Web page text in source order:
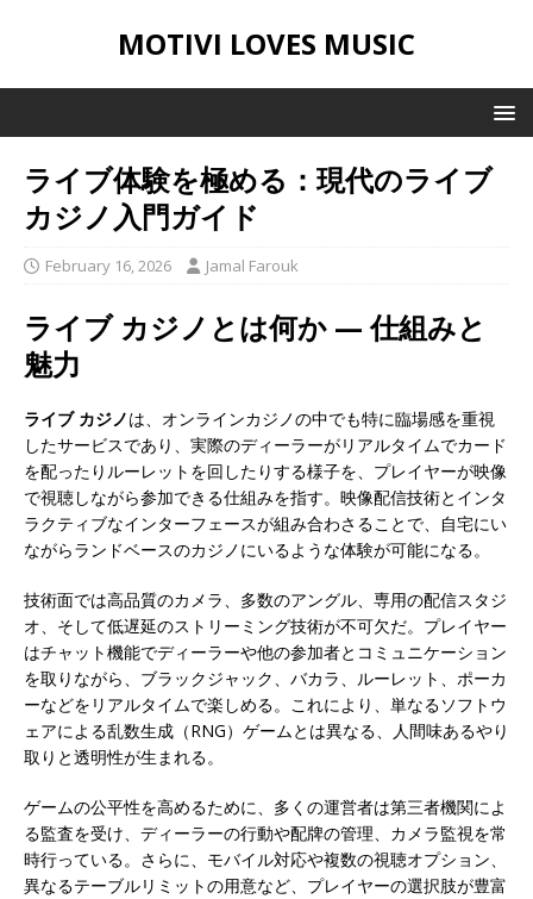
MOTIVI LOVES MUSIC
ライブ体験を極める：現代のライブ
カジノ入門ガイド
February 16, 2026 Jamal Farouk
ライブ カジノとは何か — 仕組みと
魅力
ライブ カジノは、オンラインカジノの中でも特に臨場感を重視
したサービスであり、実際のディーラーがリアルタイムでカード
を配ったりルーレットを回したりする様子を、プレイヤーが映像
で視聴しながら参加できる仕組みを指す。映像配信技術とインタ
ラクティブなインターフェースが組み合わさることで、自宅にい
ながらランドベースのカジノにいるような体験が可能になる。
技術面では高品質のカメラ、多数のアングル、専用の配信スタジ
オ、そして低遅延のストリーミング技術が不可欠だ。プレイヤー
はチャット機能でディーラーや他の参加者とコミュニケーション
を取りながら、ブラックジャック、バカラ、ルーレット、ポーカ
ーなどをリアルタイムで楽しめる。これにより、単なるソフトウ
ェアによる乱数生成（RNG）ゲームとは異なる、人間味あるやり
取りと透明性が生まれる。
ゲームの公平性を高めるために、多くの運営者は第三者機関によ
る監査を受け、ディーラーの行動や配牌の管理、カメラ監視を常
時行っている。さらに、モバイル対応や複数の視聴オプション、
異なるテーブルリミットの用意など、プレイヤーの選択肢が豊富